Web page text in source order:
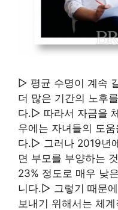
▷ 평균 수명이 계속
더 많은 기간의 노후
다.▷ 따라서 자금을
우에는 자녀들의 도
다.▷ 그러나 2019년
면 부모를 부양하는
23% 정도로 매우 낮
니다.▷ 그렇기 때문
보내기 위해서는 체